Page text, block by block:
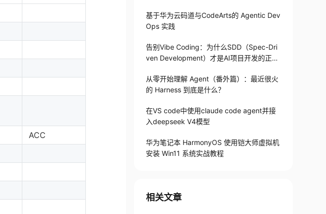
ACC
基于华为云码道与CodeArts的 Agentic Dev
Ops 实践
告别Vibe Coding：为什么SDD（Spec-Dri
ven Development）才是AI项目开发的正确
从零开始理解 Agent（番外篇）：最近很火
的 Harness 到底是什么？
在VS code中使用claude code agent并接
入deepseek V4模型
华为笔记本 HarmonyOS 使用铠大师虚拟机
安装 Win11 系统实战教程
相关文章